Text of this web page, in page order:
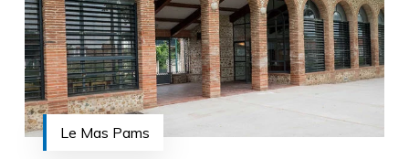
Le Mas Pams